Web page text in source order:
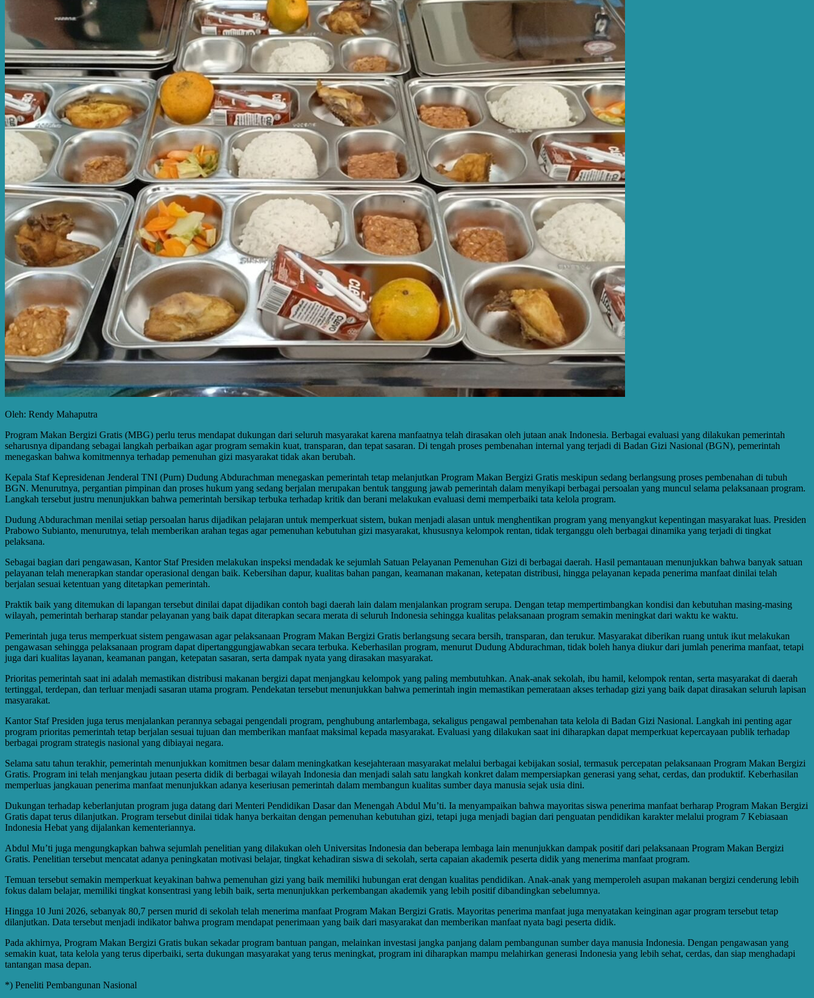
Oleh: Rendy Mahaputra
Program Makan Bergizi Gratis (MBG) perlu terus mendapat dukungan dari seluruh masyarakat karena manfaatnya telah dirasakan oleh jutaan anak Indonesia. Berbagai evaluasi yang dilakukan pemerintah
seharusnya dipandang sebagai langkah perbaikan agar program semakin kuat, transparan, dan tepat sasaran. Di tengah proses pembenahan internal yang terjadi di Badan Gizi Nasional (BGN), pemerintah
menegaskan bahwa komitmennya terhadap pemenuhan gizi masyarakat tidak akan berubah.
Kepala Staf Kepresidenan Jenderal TNI (Purn) Dudung Abdurachman menegaskan pemerintah tetap melanjutkan Program Makan Bergizi Gratis meskipun sedang berlangsung proses pembenahan di tubuh
BGN. Menurutnya, pergantian pimpinan dan proses hukum yang sedang berjalan merupakan bentuk tanggung jawab pemerintah dalam menyikapi berbagai persoalan yang muncul selama pelaksanaan program.
Langkah tersebut justru menunjukkan bahwa pemerintah bersikap terbuka terhadap kritik dan berani melakukan evaluasi demi memperbaiki tata kelola program.
Dudung Abdurachman menilai setiap persoalan harus dijadikan pelajaran untuk memperkuat sistem, bukan menjadi alasan untuk menghentikan program yang menyangkut kepentingan masyarakat luas. Presiden
Prabowo Subianto, menurutnya, telah memberikan arahan tegas agar pemenuhan kebutuhan gizi masyarakat, khususnya kelompok rentan, tidak terganggu oleh berbagai dinamika yang terjadi di tingkat
pelaksana.
Sebagai bagian dari pengawasan, Kantor Staf Presiden melakukan inspeksi mendadak ke sejumlah Satuan Pelayanan Pemenuhan Gizi di berbagai daerah. Hasil pemantauan menunjukkan bahwa banyak satuan
pelayanan telah menerapkan standar operasional dengan baik. Kebersihan dapur, kualitas bahan pangan, keamanan makanan, ketepatan distribusi, hingga pelayanan kepada penerima manfaat dinilai telah
berjalan sesuai ketentuan yang ditetapkan pemerintah.
Praktik baik yang ditemukan di lapangan tersebut dinilai dapat dijadikan contoh bagi daerah lain dalam menjalankan program serupa. Dengan tetap mempertimbangkan kondisi dan kebutuhan masing-masing
wilayah, pemerintah berharap standar pelayanan yang baik dapat diterapkan secara merata di seluruh Indonesia sehingga kualitas pelaksanaan program semakin meningkat dari waktu ke waktu.
Pemerintah juga terus memperkuat sistem pengawasan agar pelaksanaan Program Makan Bergizi Gratis berlangsung secara bersih, transparan, dan terukur. Masyarakat diberikan ruang untuk ikut melakukan
pengawasan sehingga pelaksanaan program dapat dipertanggungjawabkan secara terbuka. Keberhasilan program, menurut Dudung Abdurachman, tidak boleh hanya diukur dari jumlah penerima manfaat, tetapi
juga dari kualitas layanan, keamanan pangan, ketepatan sasaran, serta dampak nyata yang dirasakan masyarakat.
Prioritas pemerintah saat ini adalah memastikan distribusi makanan bergizi dapat menjangkau kelompok yang paling membutuhkan. Anak-anak sekolah, ibu hamil, kelompok rentan, serta masyarakat di daerah
tertinggal, terdepan, dan terluar menjadi sasaran utama program. Pendekatan tersebut menunjukkan bahwa pemerintah ingin memastikan pemerataan akses terhadap gizi yang baik dapat dirasakan seluruh lapisan
masyarakat.
Kantor Staf Presiden juga terus menjalankan perannya sebagai pengendali program, penghubung antarlembaga, sekaligus pengawal pembenahan tata kelola di Badan Gizi Nasional. Langkah ini penting agar
program prioritas pemerintah tetap berjalan sesuai tujuan dan memberikan manfaat maksimal kepada masyarakat. Evaluasi yang dilakukan saat ini diharapkan dapat memperkuat kepercayaan publik terhadap
berbagai program strategis nasional yang dibiayai negara.
Selama satu tahun terakhir, pemerintah menunjukkan komitmen besar dalam meningkatkan kesejahteraan masyarakat melalui berbagai kebijakan sosial, termasuk percepatan pelaksanaan Program Makan Bergizi
Gratis. Program ini telah menjangkau jutaan peserta didik di berbagai wilayah Indonesia dan menjadi salah satu langkah konkret dalam mempersiapkan generasi yang sehat, cerdas, dan produktif. Keberhasilan
memperluas jangkauan penerima manfaat menunjukkan adanya keseriusan pemerintah dalam membangun kualitas sumber daya manusia sejak usia dini.
Dukungan terhadap keberlanjutan program juga datang dari Menteri Pendidikan Dasar dan Menengah Abdul Mu’ti. Ia menyampaikan bahwa mayoritas siswa penerima manfaat berharap Program Makan Bergizi
Gratis dapat terus dilanjutkan. Program tersebut dinilai tidak hanya berkaitan dengan pemenuhan kebutuhan gizi, tetapi juga menjadi bagian dari penguatan pendidikan karakter melalui program 7 Kebiasaan
Indonesia Hebat yang dijalankan kementeriannya.
Abdul Mu’ti juga mengungkapkan bahwa sejumlah penelitian yang dilakukan oleh Universitas Indonesia dan beberapa lembaga lain menunjukkan dampak positif dari pelaksanaan Program Makan Bergizi
Gratis. Penelitian tersebut mencatat adanya peningkatan motivasi belajar, tingkat kehadiran siswa di sekolah, serta capaian akademik peserta didik yang menerima manfaat program.
Temuan tersebut semakin memperkuat keyakinan bahwa pemenuhan gizi yang baik memiliki hubungan erat dengan kualitas pendidikan. Anak-anak yang memperoleh asupan makanan bergizi cenderung lebih
fokus dalam belajar, memiliki tingkat konsentrasi yang lebih baik, serta menunjukkan perkembangan akademik yang lebih positif dibandingkan sebelumnya.
Hingga 10 Juni 2026, sebanyak 80,7 persen murid di sekolah telah menerima manfaat Program Makan Bergizi Gratis. Mayoritas penerima manfaat juga menyatakan keinginan agar program tersebut tetap
dilanjutkan. Data tersebut menjadi indikator bahwa program mendapat penerimaan yang baik dari masyarakat dan memberikan manfaat nyata bagi peserta didik.
Pada akhirnya, Program Makan Bergizi Gratis bukan sekadar program bantuan pangan, melainkan investasi jangka panjang dalam pembangunan sumber daya manusia Indonesia. Dengan pengawasan yang
semakin kuat, tata kelola yang terus diperbaiki, serta dukungan masyarakat yang terus meningkat, program ini diharapkan mampu melahirkan generasi Indonesia yang lebih sehat, cerdas, dan siap menghadapi
tantangan masa depan.
*) Peneliti Pembangunan Nasional